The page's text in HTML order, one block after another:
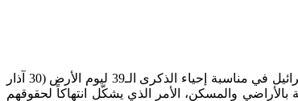
قال مركز عدالة (المركز القانوني للدفاع عن حقوق الأقلية القومية العربية في إسرائيل) إن دراسة أجراها حول سياسات تخصيص الأراضي في دولة إسرائيل في مناسبة إحياء الذكرى الـ39 ليوم الأرض (30 آذار
والمسكن، الأمر الذي يشكّل انتهاكاً لحقوقهم